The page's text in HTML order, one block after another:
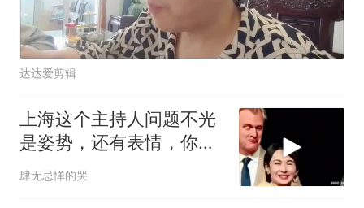
达达爱剪辑
上海这个主持人问题不光
是姿势，还有表情，你看
她采访国人的时候
肆无忌惮的哭